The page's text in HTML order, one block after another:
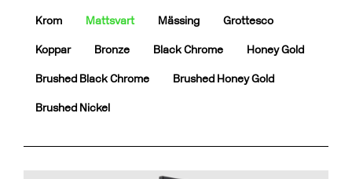
Krom Mattsvart Mässing Grottesco
Koppar Bronze Black Chrome Honey Gold
Brushed Black Chrome Brushed Honey Gold
Brushed Nickel